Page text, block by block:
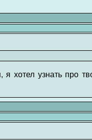
хотел узнать про